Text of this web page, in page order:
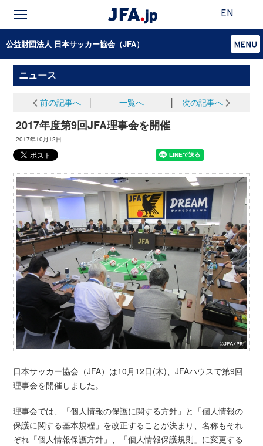
EN
公益財団法人 日本サッカー協会（JFA）
ニュース
前の記事へ 一覧へ 次の記事へ
2017年度第9回JFA理事会を開催
2017年10月12日
日本サッカー協会（JFA）は10月12日(木)、JFAハウスで第9回
理事会を開催しました。
理事会では、「個人情報の保護に関する方針」と「個人情報の
保護に関する基本規程」を改正することが決まり、名称もそれ
ぞれ「個人情報保護方針」、「個人情報保護規則」に変更する